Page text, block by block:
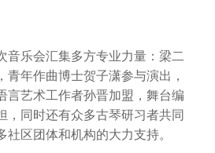
音乐会汇集多方专业力量：梁二
青年作曲博士贺子潇参与演出，
言艺术工作者孙晋加盟，舞台编
，同时还有众多古琴研习者共同
区团体和机构的大力支持。